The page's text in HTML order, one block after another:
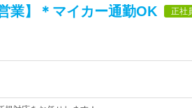
業】＊マイカー通勤OK 正社